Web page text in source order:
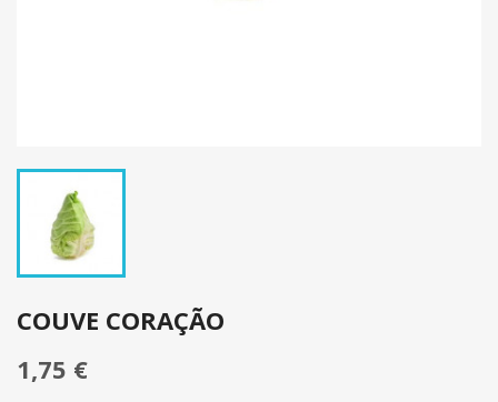
COUVE CORAÇÃO
1,75 €